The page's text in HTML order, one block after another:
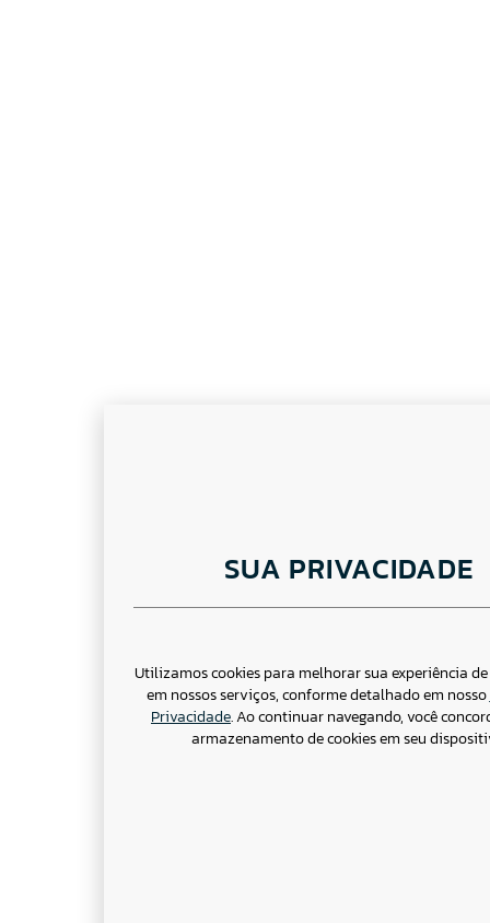
SUA PRIVACIDADE
Utilizamos cookies para melhorar sua experiência
em nossos serviços, conforme detalhado em nosso
Privacidade. Ao continuar navegando, você
armazenamento de cookies em seu